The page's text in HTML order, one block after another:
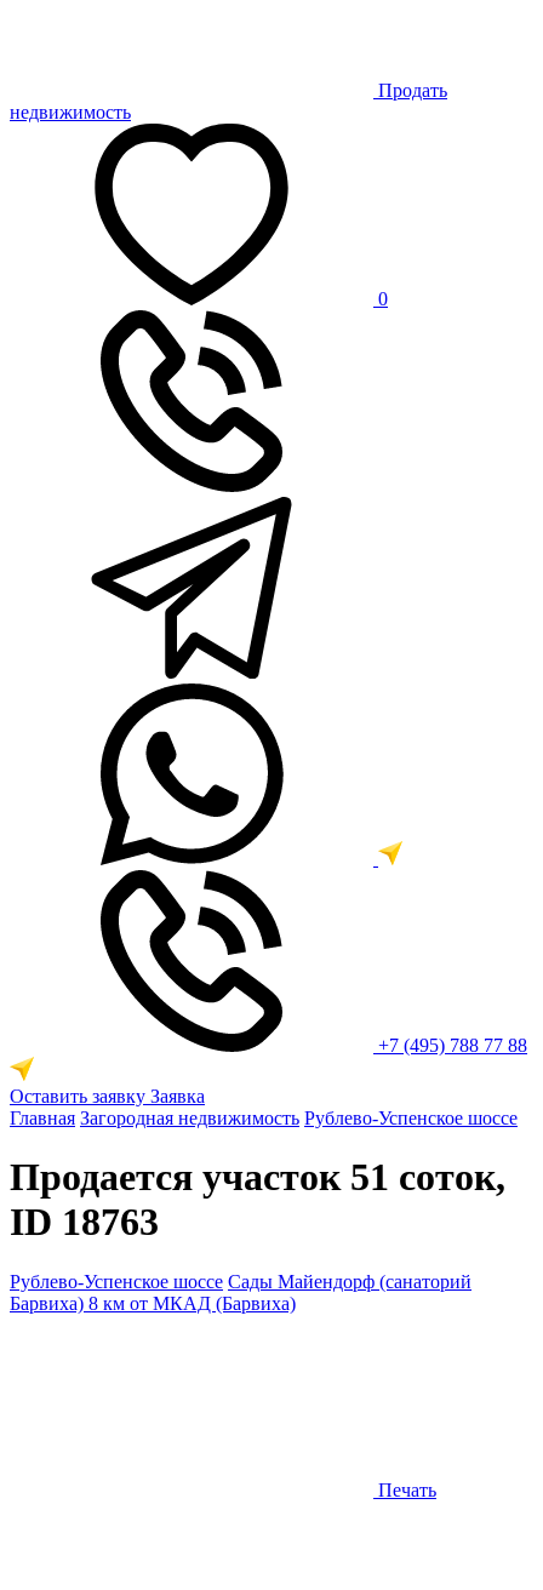
Продать
недвижимость
0
+7 (495) 788 77 88
Оставить заявку Заявка
Главная Загородная недвижимость Рублево-Успенское шоссе
Продается участок 51 соток,
ID 18763
Рублево-Успенское шоссе Сады Майендорф (санаторий
Барвиха) 8 км от МКАД (Барвиха)
Печать